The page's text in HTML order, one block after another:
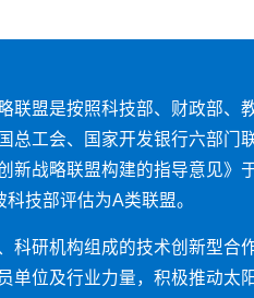
联盟是按照科技部、财政部、
总工会、国家开发银行六部门
新战略联盟构建的指导意见》
技部评估为A类联盟。
科研机构组成的技术创新型合
单位及行业力量，积极推动太